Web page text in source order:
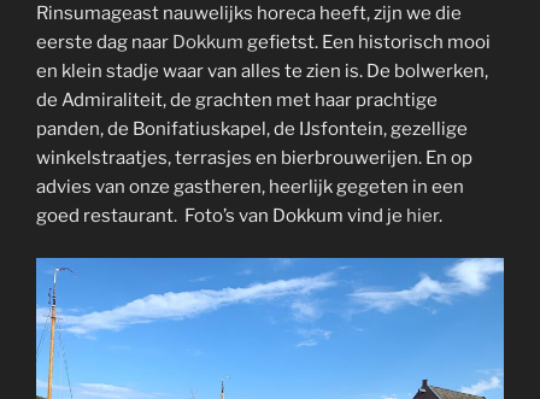
Rinsumageast nauwelijks horeca heeft, zijn we die
eerste dag naar Dokkum gefietst. Een historisch mooi
en klein stadje waar van alles te zien is. De bolwerken,
de Admiraliteit, de grachten met haar prachtige
panden, de Bonifatiuskapel, de IJsfontein, gezellige
winkelstraatjes, terrasjes en bierbrouwerijen. En op
advies van onze gastheren, heerlijk gegeten in een
goed restaurant. Foto’s van Dokkum vind je hier.